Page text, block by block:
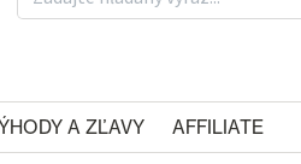
A ZĽAVY AFFILIATE